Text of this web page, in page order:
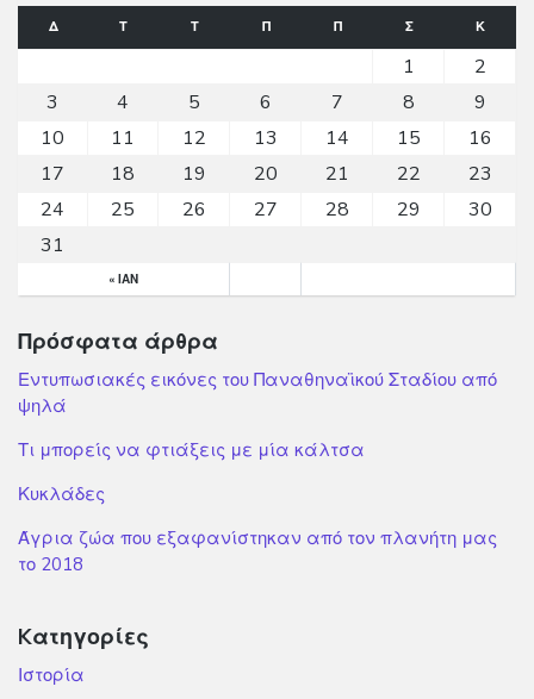
Δ Τ Τ Π Π Σ Κ
« ΙΑΝ
1
2
3
4 5 6 7 8
9
10
11 12 13 14 15
16
17
18 19 20 21 22
23
24
25 26 27 28 29
30
31
Πρόσφατα άρθρα
Εντυπωσιακές εικόνες του Παναθηναϊκού Σταδίου από
ψηλά
Τι μπορείς να φτιάξεις με μία κάλτσα
Κυκλάδες
Άγρια ζώα που εξαφανίστηκαν από τον πλανήτη μας
το 2018
Kατηγορίες
Ιστορία